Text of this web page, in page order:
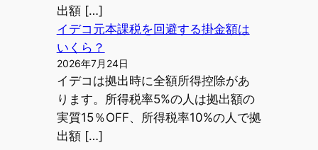
出額 […]
イデコ元本課税を回避する掛金額は
いくら？
2026年7月24日
イデコは拠出時に全額所得控除があ
ります。所得税率5%の人は拠出額の
実質15％OFF、所得税率10%の人で拠
出額 […]